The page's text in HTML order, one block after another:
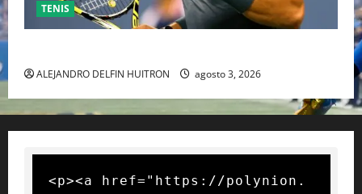
TENIS
ALEJANDRO DELFIN HUITRON agosto 3, 2026
<p><a href="https://polynion.